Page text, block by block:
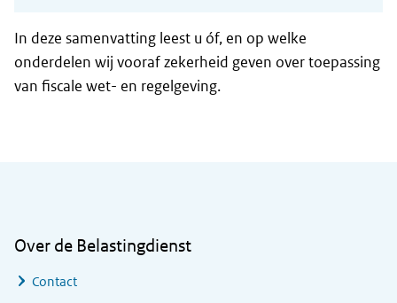
In deze samenvatting leest u óf, en op welke
onderdelen wij vooraf zekerheid geven over toepassing
van fiscale wet- en regelgeving.
Over de Belastingdienst
Contact